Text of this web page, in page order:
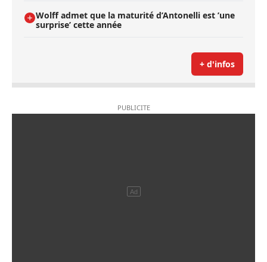
Wolff admet que la maturité d’Antonelli est ’une
surprise’ cette année
+ d'infos